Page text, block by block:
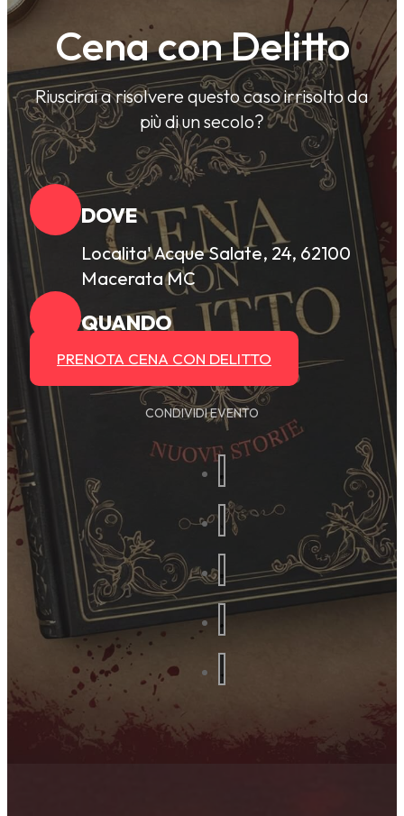
Cena con Delitto
Riuscirai a risolvere questo caso irrisolto da
più di un secolo?
DOVE
Localita' Acque Salate, 24, 62100
Macerata MC
QUANDO
PRENOTA CENA CON DELITTO
CONDIVIDI EVENTO